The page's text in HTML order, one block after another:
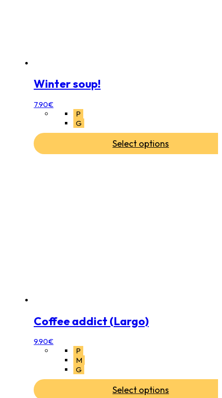
Winter soup!
7.90€
P
G
Select options
Coffee addict (Largo)
9.90€
P
M
G
Select options